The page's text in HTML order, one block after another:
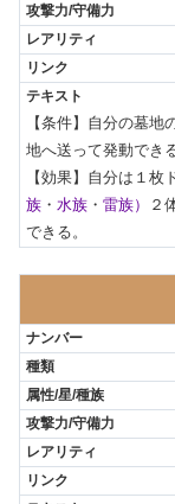
【条件】自分の墓
地へ送って発動できる
【効果】自分は１
族 ・ 水族 ・ 雷族）
２
できる。